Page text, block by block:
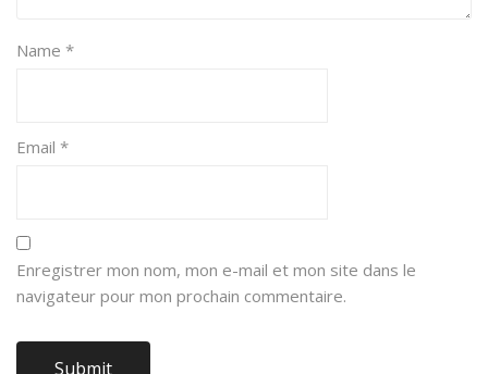
Name *
Email *
Enregistrer mon nom, mon e-mail et mon site dans le
navigateur pour mon prochain commentaire.